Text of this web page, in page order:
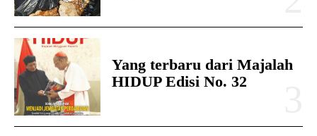
Yang terbaru dari Majalah
HIDUP Edisi No. 32